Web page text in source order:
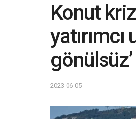
Konut
gönülsüz’
2023-06-05